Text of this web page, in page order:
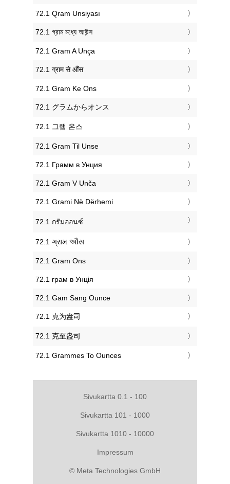
‎72.1 Qram Unsiyası
‎72.1 গ্রাম মধ্যে আউন্স
‎72.1 Gram A Unça
‎72.1 ग्राम से औंस
‎72.1 Gram Ke Ons
‎72.1 グラムからオンス
‎72.1 그램 온스
‎72.1 Gram Til Unse
‎72.1 Грамм в Унция
‎72.1 Gram V Unča
‎72.1 Grami Në Dërhemi
‎72.1 กรัมออนซ์
‎72.1 ગ્રામ ઔંસ
‎72.1 Gram Ons
‎72.1 грам в Унція
‎72.1 Gam Sang Ounce
‎72.1 克为盎司
‎72.1 克至盎司
‎72.1 Grammes To Ounces
Sivukartta 0.1 - 100
Sivukartta 101 - 1000
Sivukartta 1010 - 10000
Impressum
© Meta Technologies GmbH